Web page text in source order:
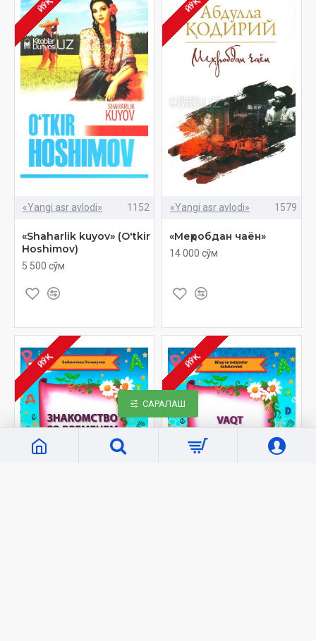
ЙЎҚ
«Yangi asr avlodi» 1152
«Shaharlik kuyov» (O'tkir
Hoshimov)
5 500 сўм
ЙЎҚ
«Yangi asr avlodi» 1579
«Меҳробдан чаён»
14 000 сўм
ЙЎҚ ЙЎҚ
САРАЛАШ